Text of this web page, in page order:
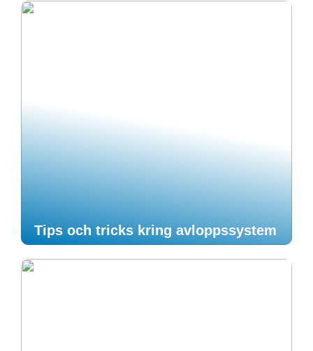
Tips och tricks kring avloppssystem